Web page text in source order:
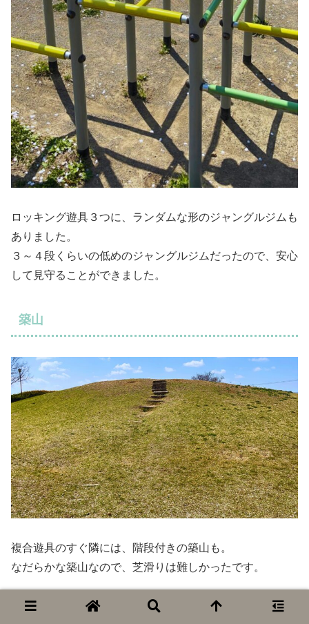
ロッキング遊具３つに、ランダムな形のジャングルジムも
ありました。
３～４段くらいの低めのジャングルジムだったので、安心
して見守ることができました。
築山
複合遊具のすぐ隣には、階段付きの築山も。
なだらかな築山なので、芝滑りは難しかったです。
頂上からは園内が360度一望できて、見晴ら